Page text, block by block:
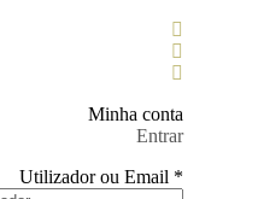
Minha conta
Entrar
Utilizador ou Email *